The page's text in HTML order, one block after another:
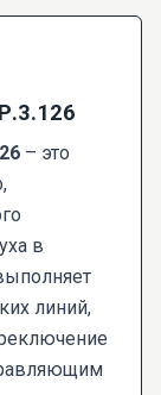
– это
в
линий,